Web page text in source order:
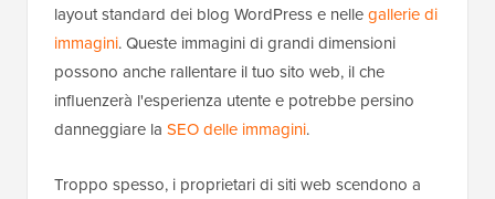
layout standard dei blog WordPress e nellegallerie di
immagini. Queste immagini di grandi dimensioni
possono anche rallentare il tuo sito web, il che
influenzerà l'esperienza utente e potrebbe persino
danneggiare la SEO delle immagini.
Troppo spesso, i proprietari di siti web scendono a